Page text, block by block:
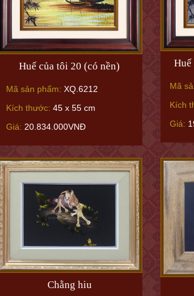
Huế của tôi 20 (có nền)
Mã sản phẩm: XQ.6212
Kích thước: 45 x 55 cm
Giá: 20.834.000VNĐ
Huế
Mã
Kích
Giá:
Chằng hiu